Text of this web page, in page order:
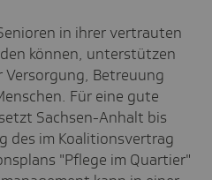
in ihrer vertrauten
können, unterstützen
Versorgung, Betreuung
Für eine gute
Sachsen-Anhalt bis
des im Koalitionsvertrag
"Pflege im Quartier"